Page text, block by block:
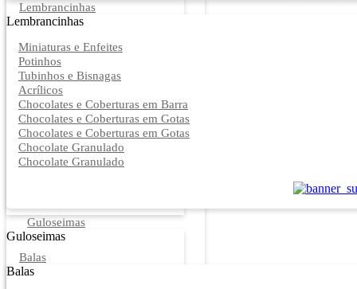
Lembrancinhas
Lembrancinhas
Miniaturas e Enfeites
Potinhos
Tubinhos e Bisnagas
Acrílicos
Chocolates e Coberturas em Barra
Chocolates e Coberturas em Gotas
Chocolates e Coberturas em Gotas
Chocolate Granulado
Chocolate Granulado
Guloseimas
Guloseimas
Balas
Balas